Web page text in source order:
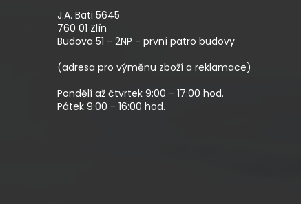
J.A. Bati 5645
760 01 Zlín
Budova 51 - 2NP - první patro budovy
(adresa pro výměnu zboží a reklamace)
Pondělí až čtvrtek 9:00 - 17:00 hod.
Pátek 9:00 - 16:00 hod.